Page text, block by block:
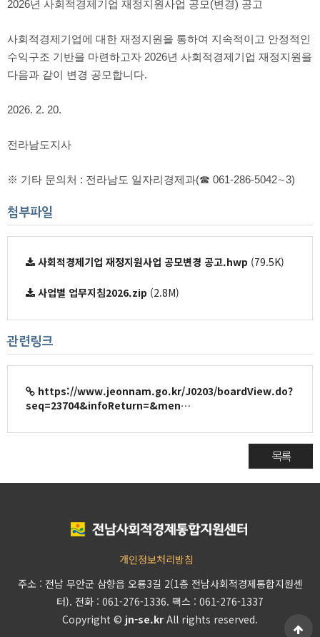
2026년 사회적경제기업 재정지원사업 공모(변경) 공고
사회적경제기업에 대한 재정지원을 통하여 지속적이고 안정적인
수익구조 기반을 마련하고자 2026년 사회적경제기업 재정지원을
다음과 같이 변경 공모합니다.
2026. 2. 20.
전라남도지사
※ 기타 문의처 : 전라남도 일자리경제과(☎ 061-286-5042∼3)
첨부파일
사회적경제기업 재정지원사업 공모변경 공고.hwp (79.5K)
사업별 업무지침2026.zip (2.8M)
관련링크
https://www.jeonnam.go.kr/J0203/boardView.do?
seq=23704&infoReturn=&men…
목록
개인정보처리방침
주소 : 전남 무안군 삼향읍 오룡3길 2(1층 전남사회적경제통합지원센
터). 전화 : 061-276-1336. 팩스 : 061-276-1337
Copyright © jn-se.kr All rights reserved.